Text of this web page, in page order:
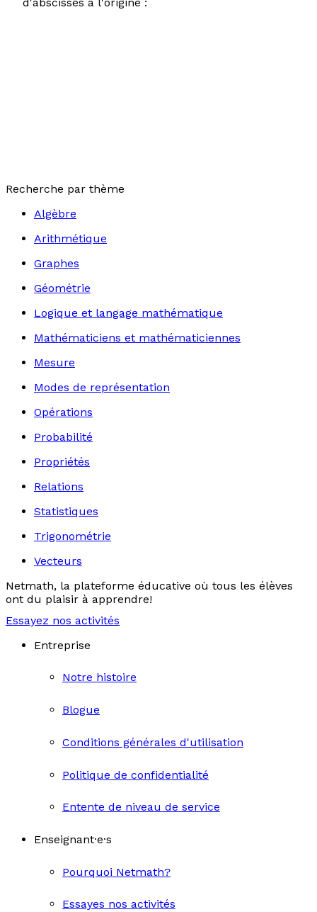
Recherche par thème
Algèbre
Arithmétique
Graphes
Géométrie
Logique et langage mathématique
Mathématiciens et mathématiciennes
Mesure
Modes de représentation
Opérations
Probabilité
Propriétés
Relations
Statistiques
Trigonométrie
Vecteurs
Netmath, la plateforme éducative où tous les élèves
ont du plaisir à apprendre!
Essayez nos activités
Entreprise
Notre histoire
Blogue
Conditions générales d'utilisation
Politique de confidentialité
Entente de niveau de service
Enseignant·e·s
Pourquoi Netmath?
Essayes nos activités